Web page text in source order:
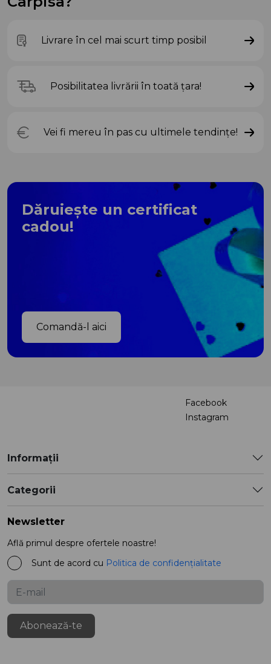
Livrare în cel mai scurt timp posibil
Posibilitatea livrării în toată țara!
Vei fi mereu în pas cu ultimele tendințe!
Dăruiește un certificat
cadou!
Comandă-l aici
Facebook
Instagram
Informații
Categorii
Newsletter
Află primul despre ofertele noastre!
Sunt de acord cu Politica de confidențialitate
Abonează-te